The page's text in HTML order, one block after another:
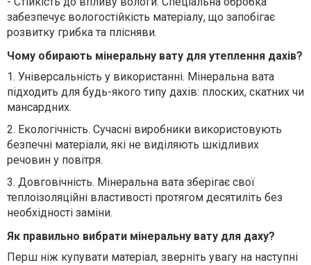
забезпечує вологостійкість матеріалу, що запобігає
розвитку грибка та плісняви.
Чому обирають мінеральну вату для утеплення дахів?
1. Універсальність у використанні. Мінеральна вата
підходить для будь-якого типу дахів: плоских, скатних чи
мансардних.
2. Екологічність. Сучасні виробники використовують
безпечні матеріали, які не виділяють шкідливих
речовин у повітря.
3. Довговічність. Мінеральна вата зберігає свої
теплоізоляційні властивості протягом десятиліть без
необхідності заміни.
Як правильно вибрати мінеральну вату для даху?
Перш ніж купувати матеріал, зверніть увагу на наступні